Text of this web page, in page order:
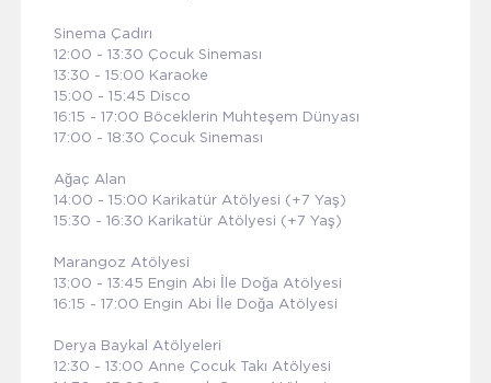
Sinema Çadırı
12:00 - 13:30 Çocuk Sineması
13:30 - 15:00 Karaoke
15:00 - 15:45 Disco
16:15 - 17:00 Böceklerin Muhteşem Dünyası
17:00 - 18:30 Çocuk Sineması
Ağaç Alan
14:00 - 15:00 Karikatür Atölyesi (+7 Yaş)
15:30 - 16:30 Karikatür Atölyesi (+7 Yaş)
Marangoz Atölyesi
13:00 - 13:45 Engin Abi İle Doğa Atölyesi
16:15 - 17:00 Engin Abi İle Doğa Atölyesi
Derya Baykal Atölyeleri
12:30 - 13:00 Anne Çocuk Takı Atölyesi